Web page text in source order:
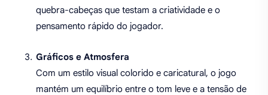
quebra-cabeças que testam a criatividade e o
pensamento rápido do jogador.
Gráficos e Atmosfera
Com um estilo visual colorido e caricatural, o jogo
mantém um equilíbrio entre o tom leve e a tensão de